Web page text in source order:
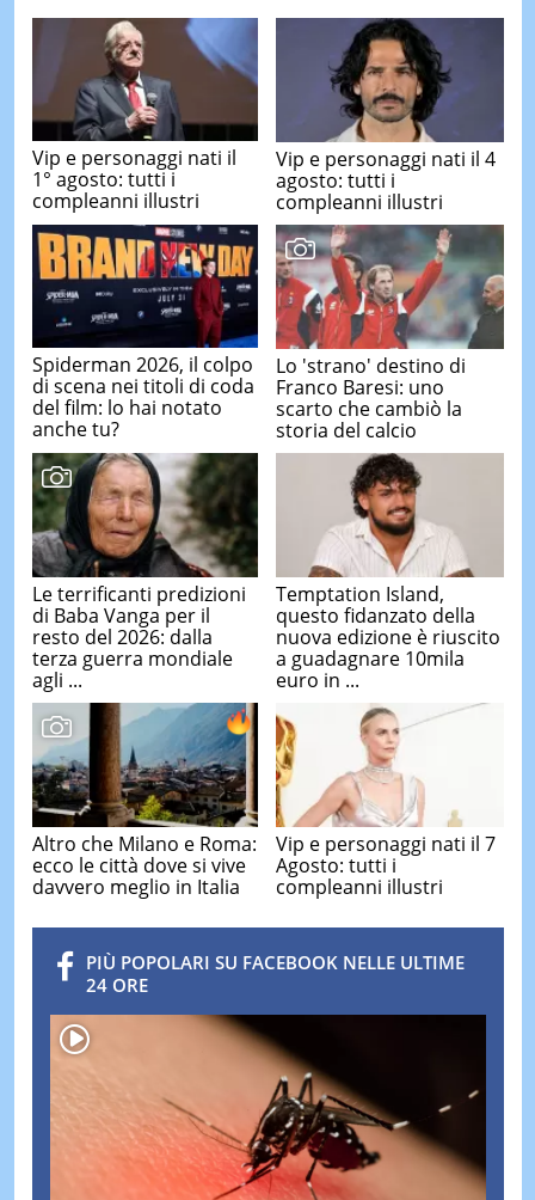
Vip e personaggi nati il
1° agosto: tutti i
compleanni illustri
Vip e personaggi nati il 4
agosto: tutti i
compleanni illustri
Spiderman 2026, il colpo
di scena nei titoli di coda
del film: lo hai notato
anche tu?
Lo 'strano' destino di
Franco Baresi: uno
scarto che cambiò la
storia del calcio
Le terrificanti predizioni
di Baba Vanga per il
resto del 2026: dalla
terza guerra mondiale
agli ...
Temptation Island,
questo fidanzato della
nuova edizione è riuscito
a guadagnare 10mila
euro in ...
Altro che Milano e Roma:
ecco le città dove si vive
davvero meglio in Italia
Vip e personaggi nati il 7
Agosto: tutti i
compleanni illustri
PIÙ POPOLARI SU FACEBOOK NELLE ULTIME
24 ORE